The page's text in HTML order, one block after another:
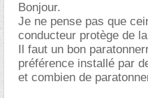
Bonjour.
Je ne pense pas que
conducteur protège de
Il faut un bon
préférence installé par
et combien de